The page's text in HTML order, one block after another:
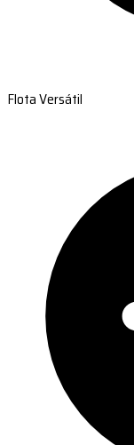
Flota Versátil